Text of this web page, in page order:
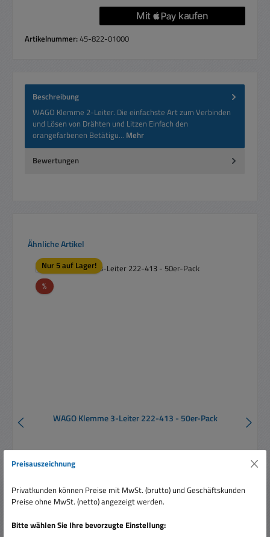
Artikelnummer:45-822-01000
Beschreibung
WAGO Klemme 2-Leiter. Die einfachste Art zum Verbinden
und Lösen von Drähten und Litzen Einfach den
orangefarbenen Betätigu… Mehr
Bewertungen
Produktgalerie überspringen
Ähnliche Artikel
Nur 5 auf Lager!
%Rabatt
WAGO Klemme 3-Leiter 222-413 - 50er-Pack
Verkaufspreis:
16,60 € Regulärer Preis:
28,90 €(42.56% gespart)
Preisauszeichnung
Privatkunden können Preise mit MwSt. (brutto) und Geschäftskunden
Preise ohne MwSt. (netto) angezeigt werden.
Bitte wählen Sie Ihre bevorzugte Einstellung: